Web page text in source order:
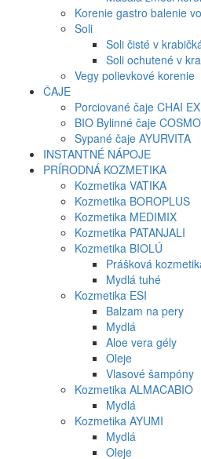
Korenie gastro balenie
Soli
Soli čisté v
Soli ochutené v
Vegy polievkové korenie
ČAJE
Porciované čaje CHAI
BIO Bylinné čaje
Sypané čaje AYURVITA
INSTANTNÉ NÁPOJE
PRÍRODNÁ KOZMETIKA
Kozmetika VATIKA
Kozmetika BOROPLUS
Kozmetika MEDIMIX
Kozmetika PATANJALI
Kozmetika BIOLÚ
Prášková
Mydlá tuhé
Kozmetika ESI
Balzam na pery
Mydlá
Aloe vera gély
Oleje
Vlasové šampóny
Kozmetika ALMACABIO
Mydlá
Kozmetika AYUMI
Mydlá
Oleje